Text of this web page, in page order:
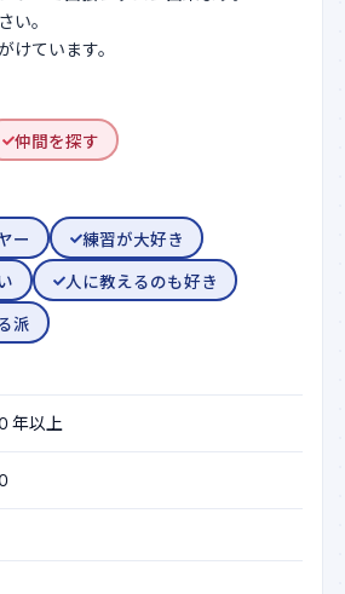
仲間を探す
ー
練習が大好き
人に教えるのも好き
派